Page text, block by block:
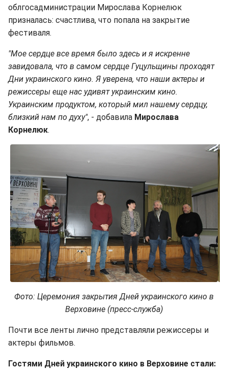
облгосадминистрации Мирослава Корнелюк
призналась: счастлива, что попала на закрытие
фестиваля.
"Мое сердце все время было здесь и я искренне
завидовала, что в самом сердце Гуцульщины проходят
Дни украинского кино. Я уверена, что наши актеры и
режиссеры еще нас удивят украинским кино.
Украинским продуктом, который мил нашему сердцу,
близкий нам по духу", - добавила Мирослава
Корнелюк.
Фото: Церемония закрытия Дней украинского кино в
Верховине (пресс-служба)
Почти все ленты лично представляли режиссеры и
актеры фильмов.
Гостями Дней украинского кино в Верховине стали: